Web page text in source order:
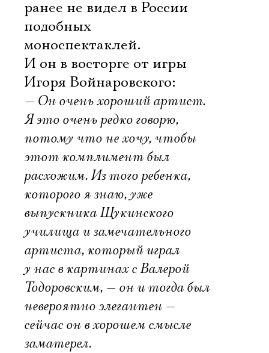
ранее не видел в России
подобных
моноспектаклей.
И он в восторге от игры
Игоря Войнаровского:
— Он очень хороший артист.
Я это очень редко говорю,
потому что не хочу, чтобы
этот комплимент был
расхожим. Из того ребенка,
которого я знаю, уже
выпускника Щукинского
училища и замечательного
артиста, который играл
у нас в картинах с Валерой
Тодоровским, — он и тогда был
невероятно элегантен —
сейчас он в хорошем смысле
заматерел.